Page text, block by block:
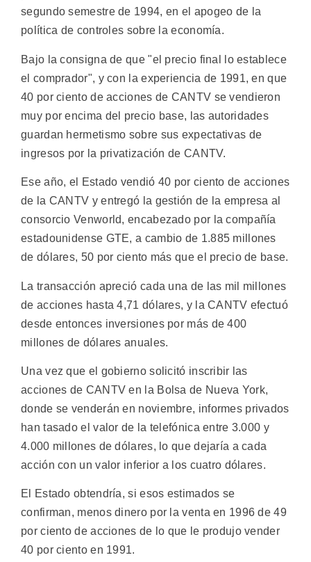
segundo semestre de 1994, en el apogeo de la
política de controles sobre la economía.
Bajo la consigna de que "el precio final lo establece
el comprador", y con la experiencia de 1991, en que
40 por ciento de acciones de CANTV se vendieron
muy por encima del precio base, las autoridades
guardan hermetismo sobre sus expectativas de
ingresos por la privatización de CANTV.
Ese año, el Estado vendió 40 por ciento de acciones
de la CANTV y entregó la gestión de la empresa al
consorcio Venworld, encabezado por la compañía
estadounidense GTE, a cambio de 1.885 millones
de dólares, 50 por ciento más que el precio de base.
La transacción apreció cada una de las mil millones
de acciones hasta 4,71 dólares, y la CANTV efectuó
desde entonces inversiones por más de 400
millones de dólares anuales.
Una vez que el gobierno solicitó inscribir las
acciones de CANTV en la Bolsa de Nueva York,
donde se venderán en noviembre, informes privados
han tasado el valor de la telefónica entre 3.000 y
4.000 millones de dólares, lo que dejaría a cada
acción con un valor inferior a los cuatro dólares.
El Estado obtendría, si esos estimados se
confirman, menos dinero por la venta en 1996 de 49
por ciento de acciones de lo que le produjo vender
40 por ciento en 1991.